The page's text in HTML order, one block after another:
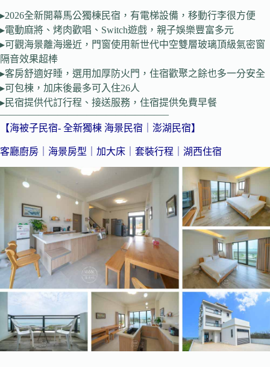
▸2026全新開幕馬公獨棟民宿，有電梯設備，移動行李很方便
▸電動麻將、烤肉歡唱、Switch遊戲，親子娛樂豐富多元
▸可觀海景離海邊近，門窗使用新世代中空雙層玻璃頂級氣密窗
隔音效果超棒
▸客房舒適好睡，選用加厚防火門，住宿歡聚之餘也多一分安全
▸可包棟，加床後最多可入住26人
▸民宿提供代訂行程、接送服務，住宿提供免費早餐
—————————————————–
【海被子民宿- 全新獨棟 海景民宿｜澎湖民宿】
客廳廚房｜海景房型｜加大床｜套裝行程｜湖西住宿